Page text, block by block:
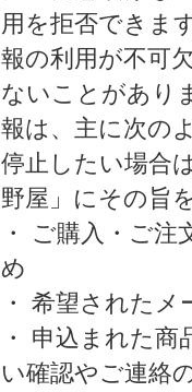
用を拒否できま
報の利用が不可
ないことがあり
報は、主に次の
停止したい場合
野屋」にその旨
・ ご購入・ご
め
・ 希望された
・ 申込まれた
い確認やご連絡